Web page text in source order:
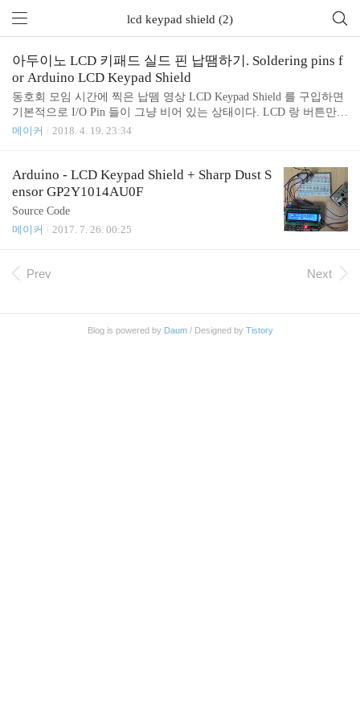
lcd keypad shield (2)
아두이노 LCD 키패드 실드 핀 납땜하기. Soldering pins f
or Arduino LCD Keypad Shield
동호회 모임 시간에 찍은 납뗌 영상 LCD Keypad Shield 를 구입하면
기본적으로 I/O Pin 들이 그냥 비어 있는 상태이다. LCD 랑 버튼만
실습할게 아니라면 비어 있는 구멍에 핀을 붙여 주어야 실습할 때 편
오는 것을 최소화 하기 위함이었다. 단순히 실습의 편의를 위함이라
면 위쪽으로 F(Female) 포트를 붙여 주는게 좋을 것이다.
메이커 2018. 4. 19. 23:34
Arduino - LCD Keypad Shield + Sharp Dust S
ensor GP2Y1014AU0F
Source Code
메이커
2017. 7. 26. 00:25
Prev Next
Blog is powered by Daum/ Designed by Tistory